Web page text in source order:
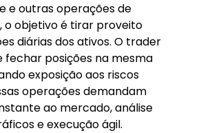
e outras operações de
o objetivo é tirar proveito
diárias dos ativos. O trader
fechar posições na mesma
exposição aos riscos
operações demandam
ao mercado, análise
e execução ágil.